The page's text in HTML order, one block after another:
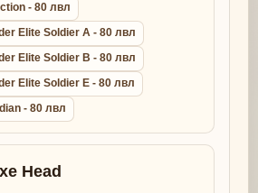
- 80 лвл
Elite Soldier A - 80 лвл
Elite Soldier B - 80 лвл
Elite Soldier E - 80 лвл
- 80 лвл
Head